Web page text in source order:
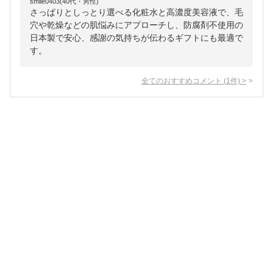
smile0403(40代・男性)
さっぱりとしっとり選べる化粧水と高濃度美容液で、毛
穴や乾燥などの肌悩みにアプローチし、防腐剤不使用の
日本製で安心、感謝の気持ちが伝わるギフトにも最適で
す。
全てのおすすめコメント (1 件) >